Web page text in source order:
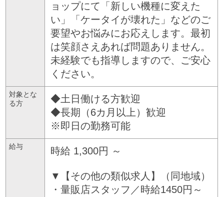
ョップにて「新しい機種に変えた
い」「ケータイが壊れた」などのご
要望やお悩みにお応えします。最初
は笑顔さえあれば問題ありません。
未経験でも指導しますので、ご安心
ください。
対象とな
る方
◆土日働ける方歓迎
◆長期（6カ月以上）歓迎
※即日の勤務可能
給与 時給 1,300円 ～
▼【その他の類似求人】（同地域）
・量販店スタッフ／時給1450円～